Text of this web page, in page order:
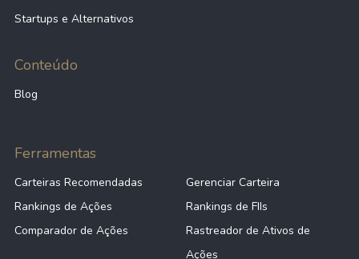
Startups e Alternativos
Conteúdo
Blog
Ferramentas
Carteiras Recomendadas
Gerenciar Carteira
Rankings de Ações
Rankings de FIIs
Comparador de Ações
Rastreador de Ativos de
Ações